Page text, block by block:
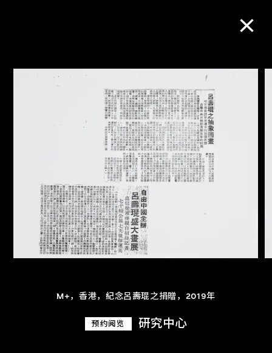
M+，香港，紀念呂壽琨之捐贈，2019年
预约阅览 研究中心
M+藏品
进一步筛选
关于M+藏品
探索世界顶级的二十及二十一世纪视觉
文化藏品。